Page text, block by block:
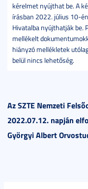
kérelmet nyújthat be. A
írásban 2022. július 10-
Hivatalba nyújthatják be.
mellékelt
hiányzó mellékletek
belül nincs lehetőség.
Az SZTE Nemzeti
2022.07.12. napján
Györgyi Albert